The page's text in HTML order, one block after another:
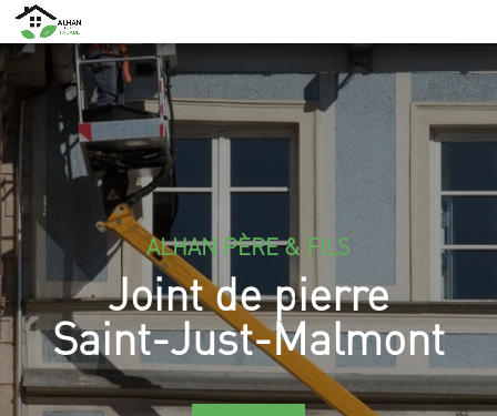
ALHAN PÈRE & FILS
Joint de pierre
Saint-Just-Malmont